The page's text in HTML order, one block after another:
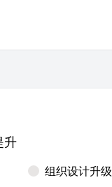
升
组织设计升级